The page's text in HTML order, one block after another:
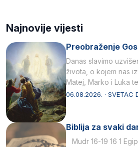
Najnovije vijesti
Preobraženje
Danas slavimo
života, o kojem nas
Matej, Marko i Luka
drugoj…
06.08.2026. · SVETAC
Biblija za svaki
Mudr 16-19 16 1